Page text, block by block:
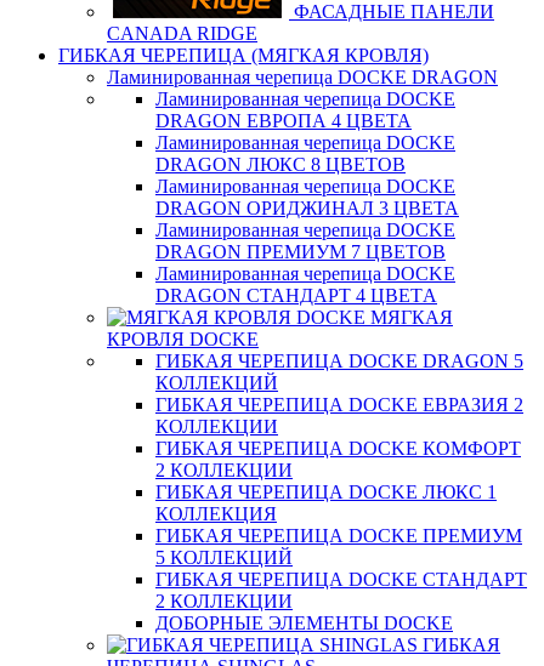
ФАСАДНЫЕ ПАНЕЛИ
CANADA RIDGE
ГИБКАЯ ЧЕРЕПИЦА (МЯГКАЯ КРОВЛЯ)
Ламинированная черепица DOCKE DRAGON
Ламинированная черепица DOCKE
DRAGON ЕВРОПА 4 ЦВЕТА
Ламинированная черепица DOCKE
DRAGON ЛЮКС 8 ЦВЕТОВ
Ламинированная черепица DOCKE
DRAGON ОРИДЖИНАЛ 3 ЦВЕТА
Ламинированная черепица DOCKE
DRAGON ПРЕМИУМ 7 ЦВЕТОВ
Ламинированная черепица DOCKE
DRAGON СТАНДАРТ 4 ЦВЕТA
МЯГКАЯ
КРОВЛЯ DOCKE
ГИБКАЯ ЧЕРЕПИЦА DOCKE DRAGON 5
КОЛЛЕКЦИЙ
ГИБКАЯ ЧЕРЕПИЦА DOCKE ЕВРАЗИЯ 2
КОЛЛЕКЦИИ
ГИБКАЯ ЧЕРЕПИЦА DOCKE КОМФОРТ
2 КОЛЛЕКЦИИ
ГИБКАЯ ЧЕРЕПИЦА DOCKE ЛЮКС 1
КОЛЛЕКЦИЯ
ГИБКАЯ ЧЕРЕПИЦА DOCKE ПРЕМИУМ
5 КОЛЛЕКЦИЙ
ГИБКАЯ ЧЕРЕПИЦА DOCKE СТАНДАРТ
2 КОЛЛЕКЦИИ
ДОБОРНЫЕ ЭЛЕМЕНТЫ DOCKE
ГИБКАЯ